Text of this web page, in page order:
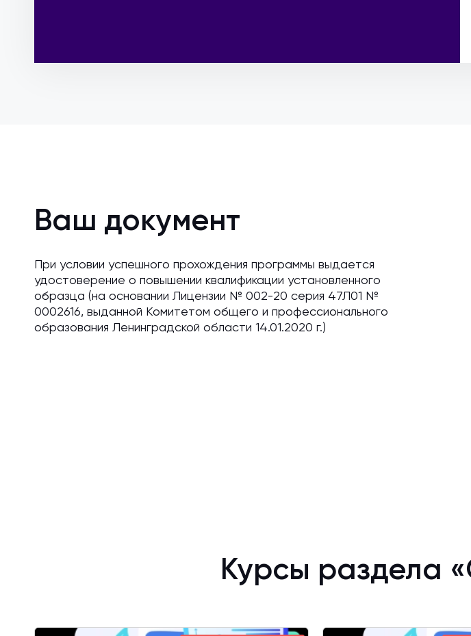
Ваш документ
При условии успешного прохождения программы выдается
удостоверение о повышении квалификации установленного
образца (на основании Лицензии № 002-20 серия 47Л01 №
0002616, выданной Комитетом общего и профессионального
образования Ленинградской области 14.01.2020 г.)
Курсы раздела